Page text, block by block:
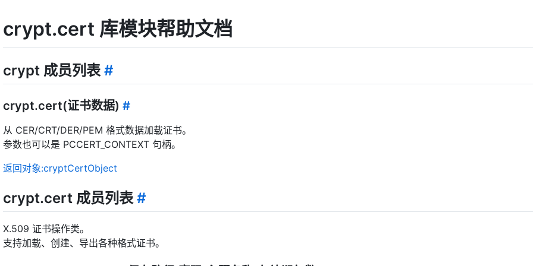
crypt.cert 库模块帮助文档
crypt 成员列表 #
crypt.cert(证书数据) #
从 CER/CRT/DER/PEM 格式数据加载证书。
参数也可以是 PCCERT_CONTEXT 句柄。
返回对象:cryptCertObject
crypt.cert 成员列表 #
X.509 证书操作类。
支持加载、创建、导出各种格式证书。